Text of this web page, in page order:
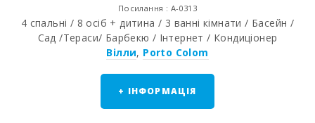
Посилання : A-0313
4 спальні / 8 осіб + дитина / 3 ванні кімнати / Басейн /
Сад /Tераси/ Барбекю / Інтернет / Кондиціонер
Вілли, Porto Colom
+ ІНФОРМАЦІЯ